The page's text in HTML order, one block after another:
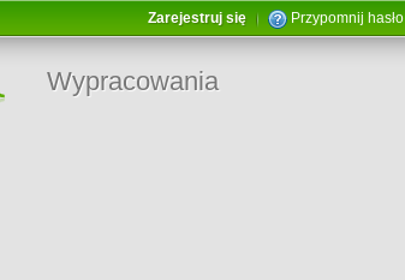
Zarejestruj się Przypomnij hasło
Wypracowania